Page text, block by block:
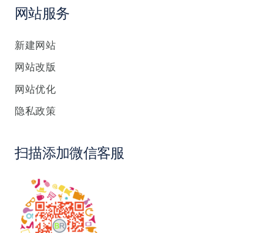
网站服务
新建网站
网站改版
网站优化
隐私政策
扫描添加微信客服